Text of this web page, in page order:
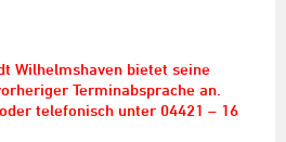
Wilhelmshaven bietet seine
Terminabsprache an.
oder telefonisch unter 04421 – 16